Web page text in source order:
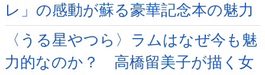
レ」の感動が蘇る豪華記念本の魅力
〈うる星やつら〉ラムはなぜ今も魅
力的なのか？ 高橋留美子が描く女